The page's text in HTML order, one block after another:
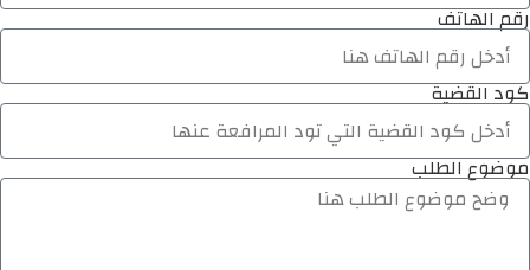
رقم الهاتف
كود القضية
موضوع الطلب